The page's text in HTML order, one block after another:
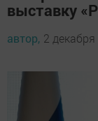
выставку
автор, 2